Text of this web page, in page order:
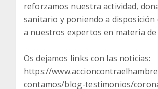
reforzamos nuestra actividad,
sanitario y poniendo a
a nuestros expertos en materia de
Os dejamos links con las noticias:
https://
contamos/blog-testimonios/